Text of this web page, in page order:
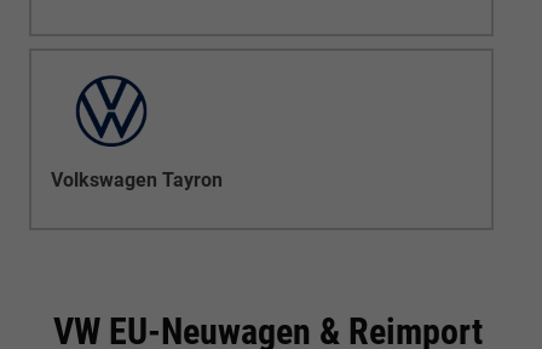
Volkswagen Tayron
VW EU-Neuwagen & Reimport